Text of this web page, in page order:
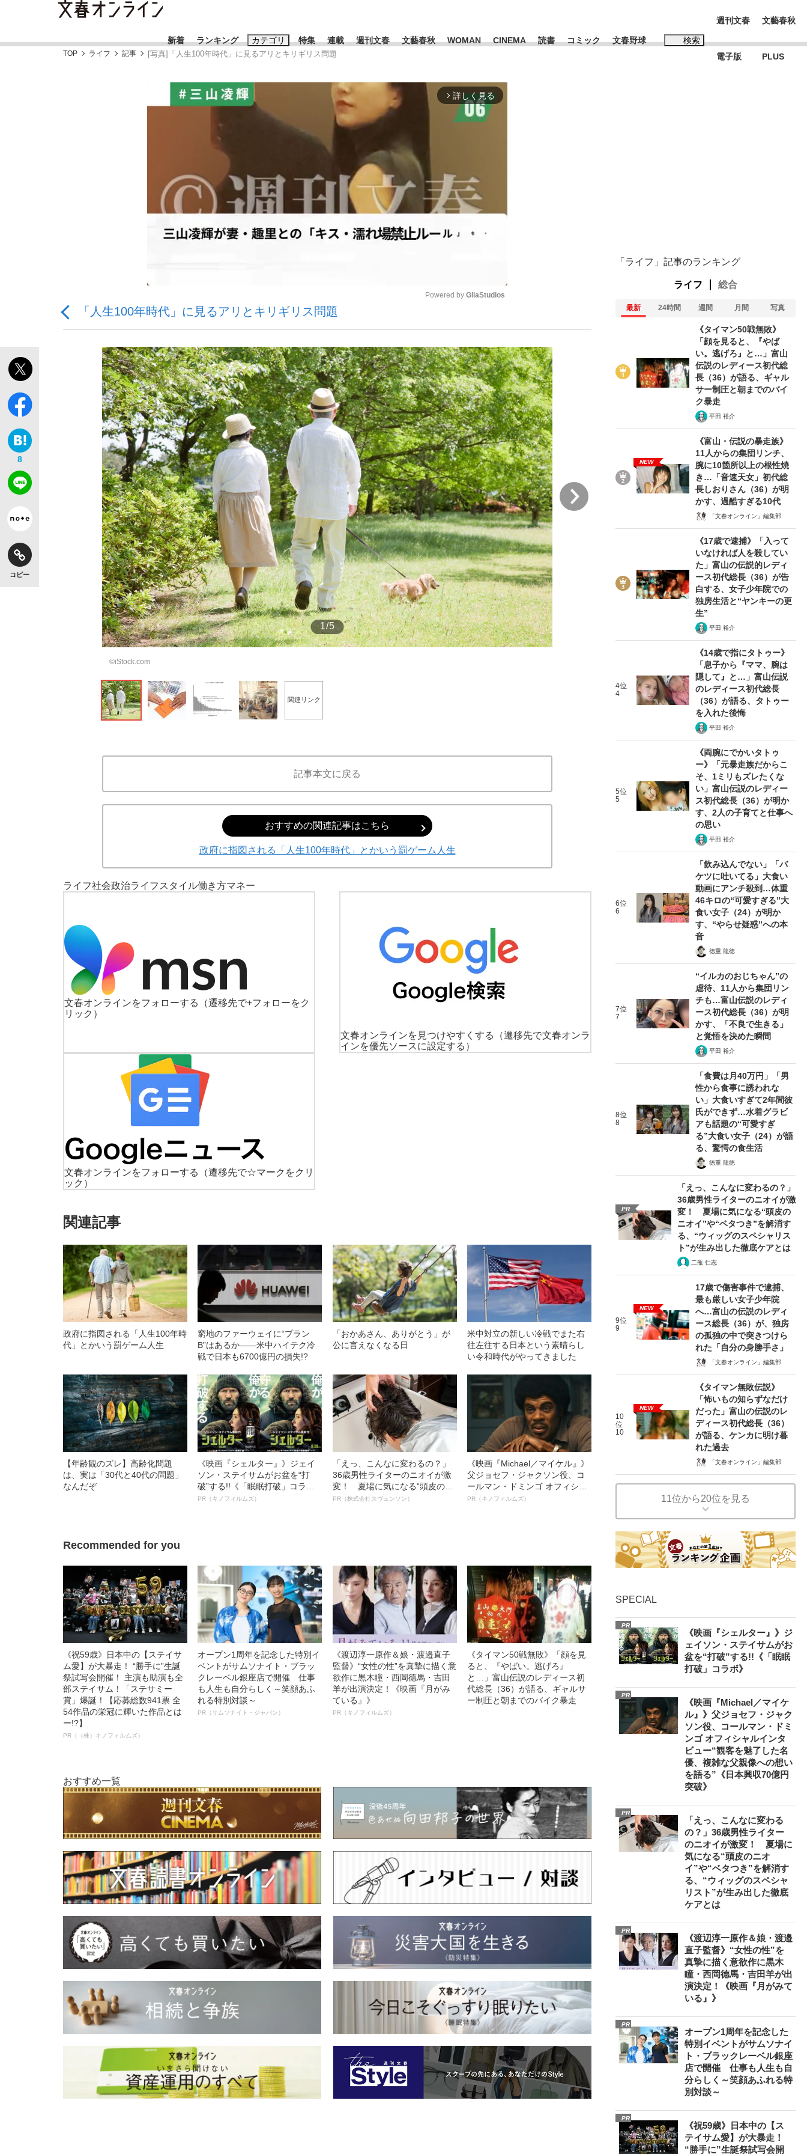
新着 ランキング カテゴリ
「90%は失敗する。でも…」本田圭佑が初めて明かした日本代表監督に... 「最悪の空気のまま解散」WBC日本代表“敗戦”の真実 選手が明かす...
「敗因分析は一切聞かれなかった」侍ジャパン選手が証言した“NPB聞... 「クマが悪者扱いされているのが悲しい」『北の国から』倉本聰氏（91...
「目標達成できなかったからと言って…」サッカー日本代表・森保一監督...
もっと見る
特集
キングの誕生を、目撃せよ。
the Style
もっと見る
連載 週刊文春 文藝春秋 WOMAN CINEMA 読書 コミック 文春野球 検索
おすすめのキーワードタグ一覧
#高市早苗 #森岡毅
週刊文春
電子版
文藝春秋
PLUS
TOP ライフ 記事 [写真]「人生100年時代」に見るアリとキリギリス問題
arrow_forward_ios 詳しく見る
Mute
Powered by GliaStudios
「人生100年時代」に見るアリとキリギリス問題
8
コピー
1/5
©iStock.com
2/5
関連リンク
記事本文に戻る
おすすめの関連記事はこちら
政府に指図される「人生100年時代」とかいう罰ゲーム人生
ライフ社会政治ライフスタイル働き方マネー
文春オンラインをフォローする
（遷移先で+フォローをク
リック）
文春オンラインを見つけやすくする
（遷移先で文春オンラ
インを優先ソースに設定する）
文春オンラインをフォローする
（遷移先で☆マークをクリ
ック）
関連記事
政府に指図される「人生100年時
代」とかいう罰ゲーム人生
窮地のファーウェイに“プラン
B”はあるか――米中ハイテク冷
戦で日本も6700億円の損失!?
「おかあさん、ありがとう」が
公に言えなくなる日
米中対立の新しい冷戦でまた右
往左往する日本という素晴らし
い令和時代がやってきました
【年齢観のズレ】高齢化問題
は、実は「30代と40代の問題」
なんだぞ
《映画『シェルター』》ジェイ
ソン・ステイサムがお盆を“打
破”する!!《「眠眠打破」コラ
ボ》
PR（キノフィルムズ）
「えっ、こんなに変わるの？」
36歳男性ライターのニオイが激
変！ 夏場に気になる“頭皮のニ
オイ”や“ベタつき”を解消す
PR（株式会社スヴェンソン）
《映画『Michael／マイケル』》
父ジョセフ・ジャクソン役、コ
ールマン・ドミンゴ オフィシャ
ルインタビュー“観客を魅了した
PR（キノフィルムズ）
Recommended for you
《祝59歳》日本中の【ステイサ
ム愛】が大暴走！ “勝手に”生誕
祭試写会開催！ 主演も助演も全
部ステイサム！「ステサミー
賞」爆誕！【応募総数941票 全
54作品の栄冠に輝いた作品とは
ー!?】
PR（（株）キノフィルムズ）
オープン1周年を記念した特別イ
ベントがサムソナイト・ブラッ
クレーベル銀座店で開催 仕事
も人生も自分らしく～笑顔あふ
れる特別対談～
PR（サムソナイト・ジャパン）
《渡辺淳一原作＆娘・渡邉直子
監督》“女性の性”を真摯に描く意
欲作に黒木瞳・西岡德馬・吉田
羊が出演決定！《映画『月がみ
ている』》
PR（キノフィルムズ）
《タイマン50戦無敗》「顔を見
ると、『やばい。逃げろ』
と…」富山伝説のレディース初
代総長（36）が語る、ギャルサ
ー制圧と朝までのバイク暴走
おすすめ一覧
「ライフ」記事のランキング
ライフ 総合
最新 24時間 週間 月間 写真
《タイマン50戦無敗》
「顔を見ると、『やば
い。逃げろ』と…」富山
伝説のレディース初代総
長（36）が語る、ギャル
サー制圧と朝までのバイ
ク暴走
平田 裕介
NEW
《富山・伝説の暴走族》
11人からの集団リンチ、
腕に10箇所以上の根性焼
き…「音速天女」初代総
長しおりさん（36）が明
かす、過酷すぎる10代
「文春オンライン」編集部
《17歳で逮捕》「入って
いなければ人を殺してい
た」富山の伝説的レディ
ース初代総長（36）が告
白する、女子少年院での
独房生活と“ヤンキーの更
生”
平田 裕介
4位
4
《14歳で指にタトゥー》
「息子から『ママ、腕は
隠して』と…」富山伝説
のレディース初代総長
（36）が語る、タトゥー
を入れた後悔
平田 裕介
5位
5
《両腕にでかいタトゥ
ー》「元暴走族だからこ
そ、1ミリもズレたくな
い」富山伝説のレディー
ス初代総長（36）が明か
す、2人の子育てと仕事へ
の思い
平田 裕介
6位
6
「飲み込んでない」「バ
ケツに吐いてる」大食い
動画にアンチ殺到…体重
46キロの“可愛すぎる”大
食い女子（24）が明か
す、“やらせ疑惑”への本
音
徳重 龍徳
7位
7
“イルカのおじちゃん”の
虐待、11人から集団リン
チも…富山伝説のレディ
ース初代総長（36）が明
かす、「不良で生きる」
と覚悟を決めた瞬間
平田 裕介
8位
8
「食費は月40万円」「男
性から食事に誘われな
い」大食いすぎて2年間彼
氏ができず…水着グラビ
アも話題の“可愛すぎ
る”大食い女子（24）が語
る、驚愕の食生活
徳重 龍徳
PR
「えっ、こんなに変わるの？」
36歳男性ライターのニオイが激
変！ 夏場に気になる“頭皮の
ニオイ”や“ベタつき”を解消す
る、“ウィッグのスペシャリス
ト”が生み出した徹底ケアとは
二瓶 仁志
9位
9
NEW
17歳で傷害事件で逮捕、
最も厳しい女子少年院
へ…富山の伝説のレディ
ース総長（36）が、独房
の孤独の中で突きつけら
れた「自分の身勝手さ」
「文春オンライン」編集部
10
位
10
NEW
《タイマン無敗伝説》
「怖いもの知らずなだけ
だった」富山の伝説のレ
ディース初代総長（36）
が語る、ケンカに明け暮
れた過去
「文春オンライン」編集部
11位から20位を見る
SPECIAL
PR
《映画『シェルター』》ジ
ェイソン・ステイサムがお
盆を“打破”する!!《「眠眠
打破」コラボ》
PR
《映画『Michael／マイケ
ル』》父ジョセフ・ジャク
ソン役、コールマン・ドミ
ンゴ オフィシャルインタ
ビュー“観客を魅了した名
優、複雑な父親像への想い
を語る”《日本興収70億円
突破》
PR
「えっ、こんなに変わる
の？」36歳男性ライター
のニオイが激変！ 夏場に
気になる“頭皮のニオ
イ”や“ベタつき”を解消す
る、“ウィッグのスペシャ
リスト”が生み出した徹底
ケアとは
PR
《渡辺淳一原作＆娘・渡邉
直子監督》“女性の性”を
真摯に描く意欲作に黒木
瞳・西岡德馬・吉田羊が出
演決定！《映画『月がみて
いる』》
PR
オープン1周年を記念した
特別イベントがサムソナイ
ト・ブラックレーベル銀座
店で開催 仕事も人生も自
分らしく～笑顔あふれる特
別対談～
PR
《祝59歳》日本中の【ス
テイサム愛】が大暴走！
“勝手に”生誕祭試写会開